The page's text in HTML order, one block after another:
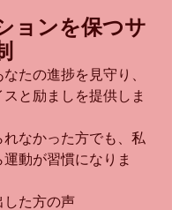
ョンを保つサ
たの進捗を見守り、
と励ましを提供しま
なかった方でも、私
動が習慣になりま
した方の声